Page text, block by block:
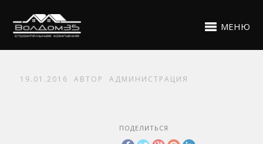
МЕНЮ
19.01.2016 АВТОР АДМИНИСТРАЦИЯ
ПОДЕЛИТЬСЯ